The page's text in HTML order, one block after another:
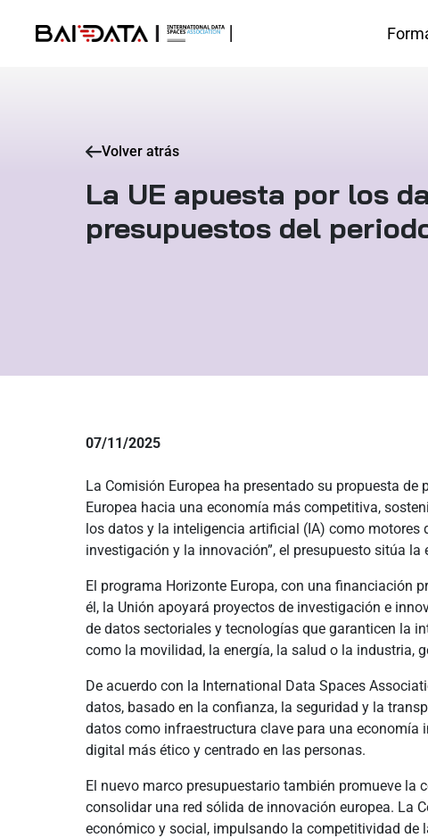
Volver atrás
La UE apuesta por los
presupuestos del
07/11/2025
La Comisión Europea ha presentado su propuesta
Europea hacia una economía más competitiva,
los datos y la inteligencia artificial (IA) como motores
investigación y la innovación”, el presupuesto sitúa
El programa Horizonte Europa, con una financiación
él, la Unión apoyará proyectos de investigación e
de datos sectoriales y tecnologías que garanticen la
como la movilidad, la energía, la salud o la industria,
De acuerdo con la International Data Spaces
datos, basado en la confianza, la seguridad y la
datos como infraestructura clave para una economía
digital más ético y centrado en las personas.
El nuevo marco presupuestario también promueve
consolidar una red sólida de innovación europea. La
económico y social, impulsando la competitividad de